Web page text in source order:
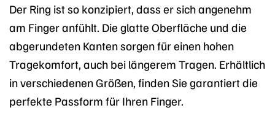
Der Ring ist so konzipiert, dass er sich angenehm
am Finger anfühlt. Die glatte Oberfläche und die
abgerundeten Kanten sorgen für einen hohen
Tragekomfort, auch bei längerem Tragen. Erhältlich
in verschiedenen Größen, finden Sie garantiert die
perfekte Passform für Ihren Finger.